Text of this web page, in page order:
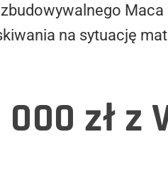
Maca
na sytuację
zł z